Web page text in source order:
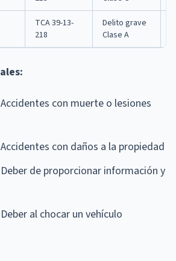
TCA 39-13-
218
Delito grave
Clase A
con muerte o lesiones
con daños a la propiedad
de proporcionar información y
al chocar un vehículo